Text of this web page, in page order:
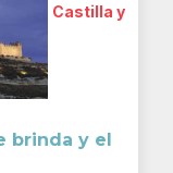
Castilla y
brinda y el